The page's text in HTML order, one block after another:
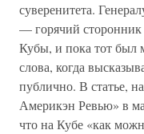
суверенитета.
— горячий сторонник
Кубы, и пока тот был
слова, когда
публично. В статье,
Америкэн Ревью» в
что на Кубе «как